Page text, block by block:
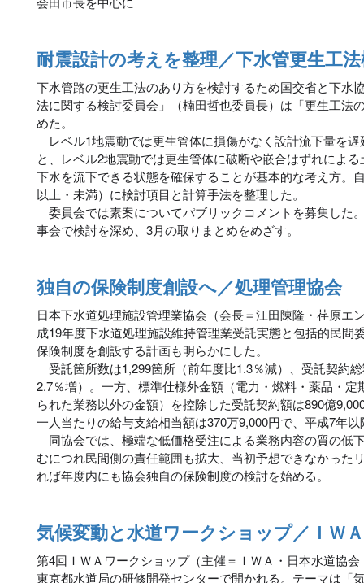
耐震設計の考えを整理／下水管更生工
下水管路の更生工法のあり方を検討するため国交省と下水
法に関する検討委員会」（楠田哲也委員長）は「更生工法
めた。
レベル1地震動では更生管体に損傷がなく設計流下量を
と、レベル2地震動では更生管体に破断や嵌合はずれによ
下水を流下できる状態を確保することが基本的な考え方。
以上・未満）に検討項目と計算手法を整理した。
委員会では素案についてパブリックコメントを募集した
事会で検討を深め、3月の取りまとめをめざす。
独自の保険制度創設へ／処理管理協会
日本下水道処理施設管理業協会（会長＝江田陳隆・荏原エ
成19年度下水道処理施設維持管理業受託実態と包括的民間
保険制度を創設する計画も明らかにした。
受託箇所数は1,299箇所（前年度比1.3％減）、受託契約
2.7％増）。一方、標準仕様外金額（電力・燃料・薬品・
られた業務以外の金額）を控除した受託契約額は890億
一人当たりの給与支給相当額は370万9,000円で、平成7年
同協会では、極端な低価格受注による業務内容の質の低
むにつれ民間側の責任範囲も拡大、当初予想できなかった
れば年度内にも協会独自の保険制度の検討を始める。
気候変動と水道ワークショップ／ＩＷ
第4回ＩＷＡワークショップ（主催＝ＩＷＡ・日本水道協
東京都水道局の研修開発センターで開かれる。テーマは「